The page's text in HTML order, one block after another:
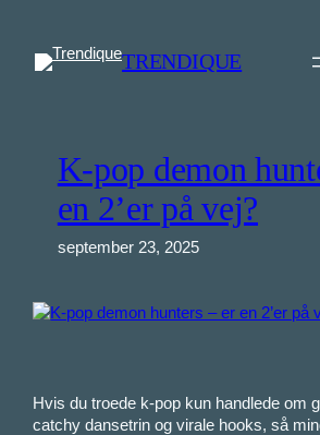
indhold
TRENDIQUE
K-pop demon
en 2’er på vej?
september 23, 2025
Hvis du troede k-pop kun handlede om
catchy dansetrin og virale hooks, så